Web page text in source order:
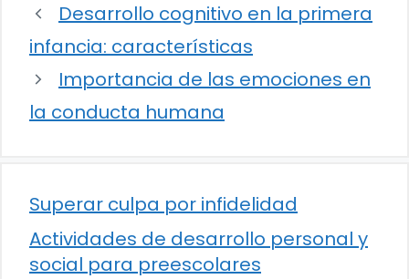
Desarrollo cognitivo en la primera
infancia: características
Importancia de las emociones en
la conducta humana
Superar culpa por infidelidad
Actividades de desarrollo personal y
social para preescolares